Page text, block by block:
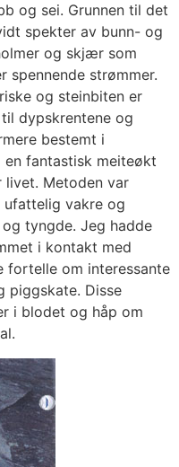
og sei. Grunnen til det
spekter av bunn- og
og skjær som
spennende strømmer.
og steinbiten er
dypskrentene og
bestemt i
en fantastisk meiteøkt
livet. Metoden var
vakre og
tyngde. Jeg hadde
i kontakt med
fortelle om interessante
piggskate. Disse
i blodet og håp om